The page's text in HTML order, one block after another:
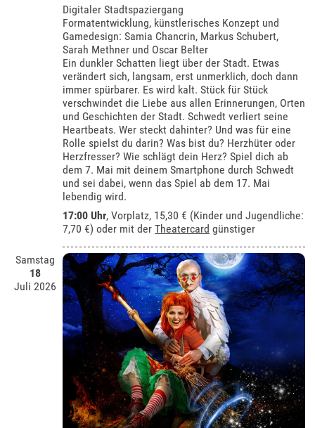
Digitaler Stadtspaziergang
Formatentwicklung, künstlerisches Konzept und
Gamedesign: Samia Chancrin, Markus Schubert,
Sarah Methner und Oscar Belter
Ein dunkler Schatten liegt über der Stadt. Etwas
verändert sich, langsam, erst unmerklich, doch dann
immer spürbarer. Es wird kalt. Stück für Stück
verschwindet die Liebe aus allen Erinnerungen, Orten
und Geschichten der Stadt. Schwedt verliert seine
Heartbeats. Wer steckt dahinter? Und was für eine
Rolle spielst du darin? Was bist du? Herzhüter oder
Herzfresser? Wie schlägt dein Herz? Spiel dich ab
dem 7. Mai mit deinem Smartphone durch Schwedt
und sei dabei, wenn das Spiel ab dem 17. Mai
lebendig wird.
17:00 Uhr, Vorplatz, 15,30 € (Kinder und Jugendliche:
7,70 €) oder mit derTheatercard günstiger
Samstag
18
Juli 2026